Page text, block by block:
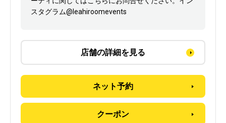
スタグラム@leahiroomevents
店舗の詳細を見る
ネット予約
クーポン